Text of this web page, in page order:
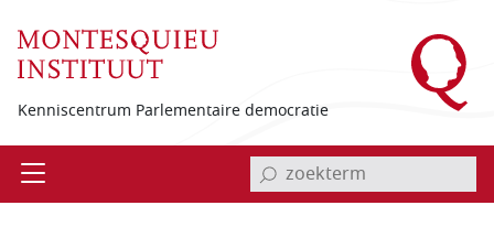
Kenniscentrum Parlementaire democratie
Open invoerveld zoekterm